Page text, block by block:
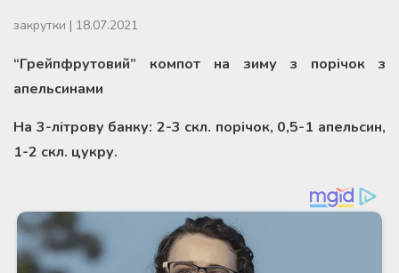
закрутки | 18.07.2021
“Грейпфрутовий” компот на зиму з порічок з
апельсинами
На 3-літрову банку: 2-3 скл. порічок, 0,5-1 апельсин,
1-2 скл. цукру.